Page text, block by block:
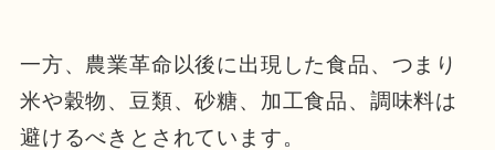
一方、農業革命以後に出現した食品、つまり
米や穀物、豆類、砂糖、加工食品、調味料は
避けるべきとされています。